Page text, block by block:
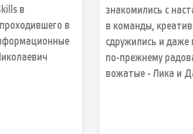
в
в
знакомились с
в команды,
сдружились и
по-прежнему
вожатые - Лика и